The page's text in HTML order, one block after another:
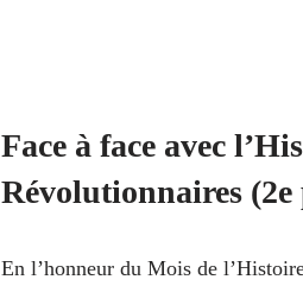
Face à face avec
Révolutionnaires
En l’honneur du Mois de